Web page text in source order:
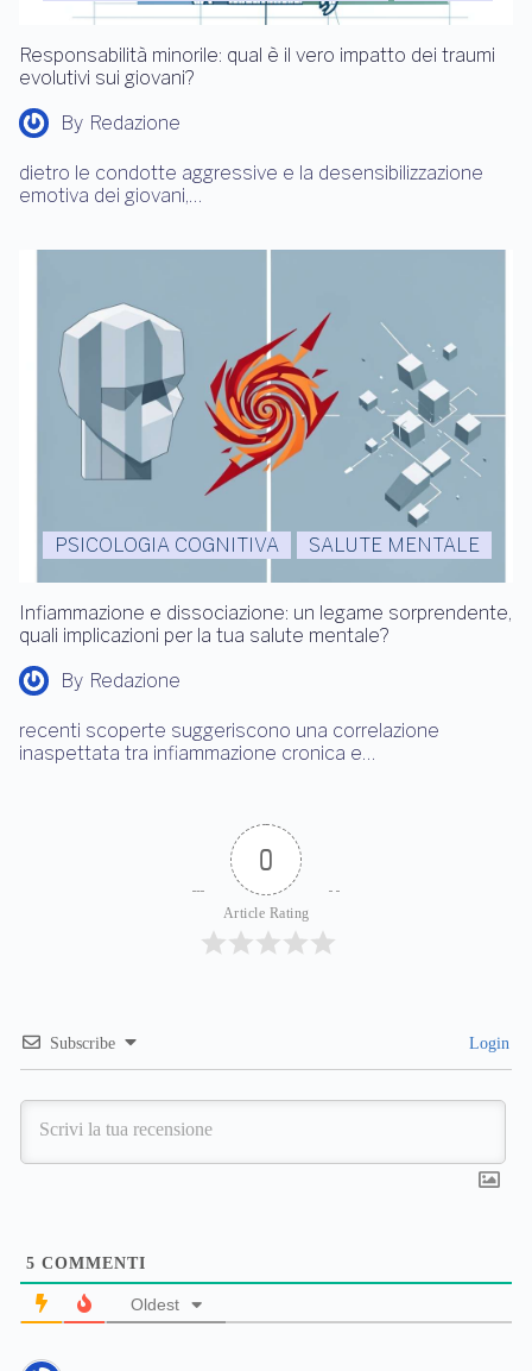
Responsabilità minorile: qual è il vero impatto dei traumi
evolutivi sui giovani?
By Redazione
dietro le condotte aggressive e la desensibilizzazione
emotiva dei giovani,…
PSICOLOGIA COGNITIVA SALUTE MENTALE
Infiammazione e dissociazione: un legame sorprendente,
quali implicazioni per la tua salute mentale?
By Redazione
recenti scoperte suggeriscono una correlazione
inaspettata tra infiammazione cronica e…
0
Article Rating
Subscribe Login
5 COMMENTI
Oldest